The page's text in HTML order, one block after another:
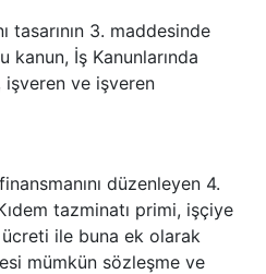
tasarının 3. maddesinde
kanun, İş Kanunlarında
işveren ve işveren
düzenleyen 4.
tazminatı primi, işçiye
ile buna ek olarak
mümkün sözleşme ve